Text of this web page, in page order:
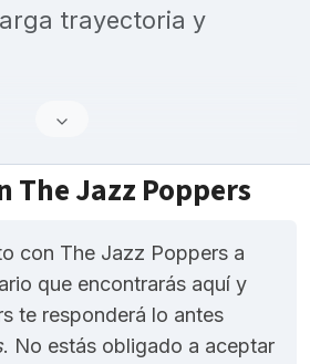
trayectoria y
The Jazz Poppers
con The Jazz Poppers a
que encontrarás aquí y
te responderá lo antes
. No estás obligado a aceptar